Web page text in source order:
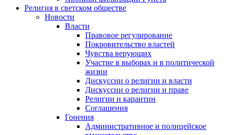
Религия в светском обществе
Новости
Власти
Правовое регулирование
Покровительство властей
Чувства верующих
Участие в выборах и в политической
жизни
Дискуссии о религии и власти
Дискуссии о религии и праве
Религии и карантин
Соглашения
Гонения
Административное и полицейское